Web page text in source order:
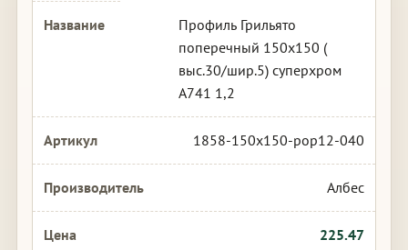
Профиль Грильято
поперечный 150х150 (
выс.30/шир.5) суперхром
А741 1,2
1858-150x150-pop12-040
Албес
225.47